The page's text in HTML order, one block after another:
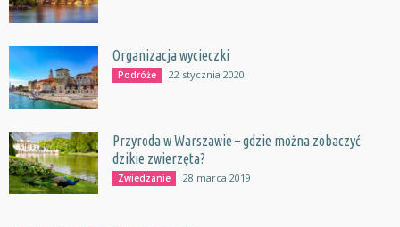
Organizacja wycieczki
Podróże 22 stycznia 2020
Przyroda w Warszawie – gdzie można zobaczyć
dzikie zwierzęta?
Zwiedzanie 28 marca 2019